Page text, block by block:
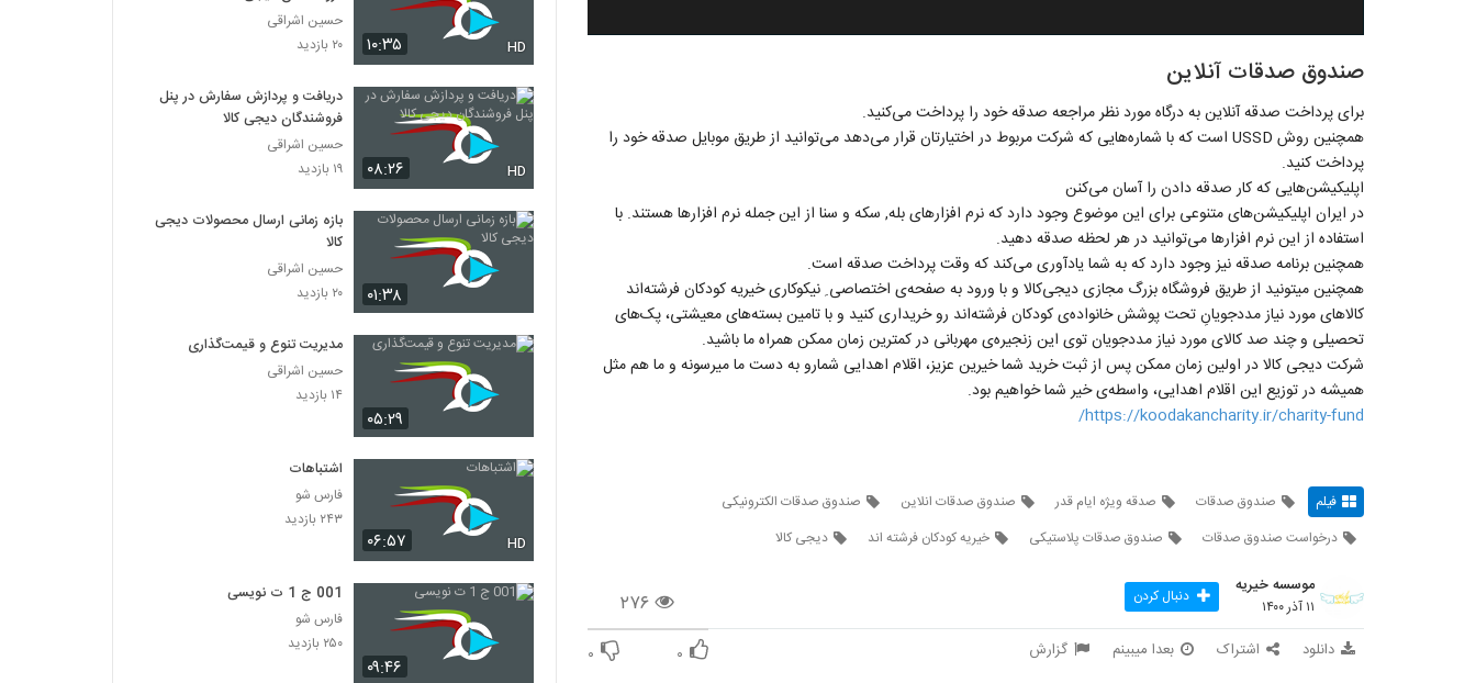
صندوق صدقات آنلاین
برای پرداخت صدقه آنلاین به درگاه مورد نظر مراجعه صدقه خود را پرداخت می‌کنید.
همچنین روش USSD است که با شماره‌هایی که شرکت مربوط در اختیارتان قرار می‌دهد می‌توانید از طریق موبایل صدقه خود را
پرداخت کنید.
اپلیکیشن‌هایی که کار صدقه دادن را آسان می‌کنن
در ایران اپلیکیشن‌های متنوعی برای این موضوع وجود دارد که نرم افزارهای بله, سکه و سنا از این جمله نرم افزارها هستند. با
استفاده از این نرم افزارها می‌توانید در هر لحظه صدقه دهید.
همچنین برنامه صدقه نیز وجود دارد که به شما یادآوری می‌کند که وقت پرداخت صدقه است.
همچنین میتونید از طریق فروشگاه بزرگ مجازی دیجی‌کالا و با ورود به صفحه‌ی اختصاصی ِ نیکوکاری خیریه کودکان فرشته‌اند
کالا‌های مورد نیاز مددجویانِ تحت پوشش خانواده‌ی کودکان فرشته‌اند رو خریداری کنید و با تامین بسته‌های معیشتی، پک‌های
تحصیلی و چند صد کالای مورد نیاز مددجویان توی این زنجیره‌ی مهربانی در کمترین زمان ممکن همراه ما باشید.
شرکت دیجی کالا در اولین زمان ممکن پس از ثبت خرید شما خیرین عزیز، اقلام اهدایی شمارو به دست ما میرسونه و ما هم مثل
همیشه در توزیع این اقلام اهدایی، واسطه‌ی خیر شما خواهیم بود.
https://koodakancharity.ir/charity-fund/
فیلم صندوق صدقات صدقه ویژه ایام قدر صندوق صدقات انلاین
صندوق صدقات الکترونیکی
درخواست صندوق صدقات
صندوق صدقات پلاستیکی خیریه کودکان فرشته اند دیجی کالا
۲۷۶
موسسه خیریه
۱۱ آذر ۱۴۰۰ دنبال کردن
دانلود اشتراک بعدا میبینم گزارش ۰ ۰
۱۰:۳۵ HD
حسین اشراقی
۲۰ بازدید
۰۸:۲۶ HD
دریافت و پردازش سفارش در پنل
فروشندگان دیجی کالا
حسین اشراقی
۱۹ بازدید
۰۱:۳۸
بازه زمانی ارسال محصولات دیجی
کالا
حسین اشراقی
۲۰ بازدید
۰۵:۲۹
مدیریت تنوع و قیمت‌گذاری
حسین اشراقی
۱۴ بازدید
۰۶:۵۷ HD
اشتباهات
فارس شو
۲۴۳ بازدید
۰۹:۴۶
001 ج 1 ت نویسی
فارس شو
۲۵۰ بازدید